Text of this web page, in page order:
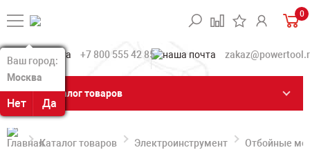
Ваш город:
Москва
Нет Да
Ваш город:
Москва
Нет Да
0
+7 800 555 42 85
Каталог товаров
Каталог товаров Электроинструмент Отбойные